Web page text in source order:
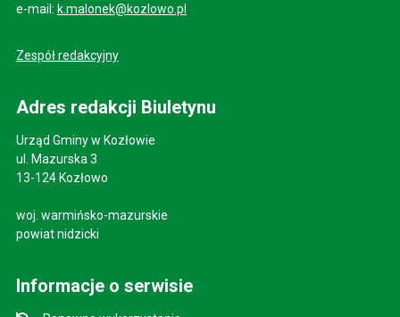
e-mail: k.malonek@kozlowo.pl
Zespół redakcyjny
Adres redakcji Biuletynu
Urząd Gminy w Kozłowie
ul. Mazurska 3
13-124 Kozłowo
woj. warmińsko-mazurskie
powiat nidzicki
Informacje o serwisie